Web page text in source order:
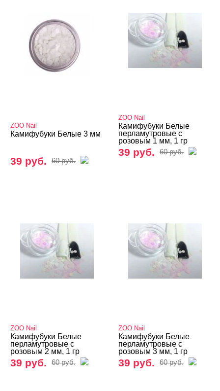
ZOO Nail
Камифубуки Белые 3 мм
39 руб. 60 руб.
ZOO Nail
Камифубуки Белые
перламутровые с
розовым 1 мм, 1 гр
39 руб. 60 руб.
ZOO Nail
Камифубуки Белые
перламутровые с
розовым 2 мм, 1 гр
39 руб. 60 руб.
ZOO Nail
Камифубуки Белые
перламутровые с
розовым 3 мм, 1 гр
39 руб. 60 руб.